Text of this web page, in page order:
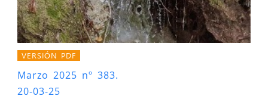
VERSIÓN PDF
Marzo 2025 nº 383.
20-03-25